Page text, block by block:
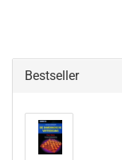
Bestseller